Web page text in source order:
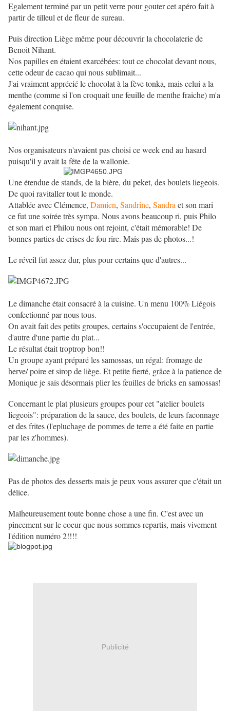
Egalement terminé par un petit verre pour gouter cet apéro fait à
partir de tilleul et de fleur de sureau.
Puis direction Liège même pour découvrir la chocolaterie de
Benoit Nihant.
Nos papilles en étaient exarcébées: tout ce chocolat devant nous,
cette odeur de cacao qui nous sublimait...
J'ai vraiment apprécié le chocolat à la fève tonka, mais celui a la
menthe (comme si l'on croquait une feuille de menthe fraiche) m'a
également conquise.
Nos organisateurs n'avaient pas choisi ce week end au hasard
puisqu'il y avait la fête de la wallonie.
Une étendue de stands, de la bière, du peket, des boulets liegeois.
De quoi ravitaller tout le monde.
Attablée avec Clémence, Damien, Sandrine, Sandra et son mari
ce fut une soirée très sympa. Nous avons beaucoup ri, puis Philo
et son mari et Philou nous ont rejoint, c'était mémorable! De
bonnes parties de crises de fou rire. Mais pas de photos...!
Le réveil fut assez dur, plus pour certains que d'autres...
Le dimanche était consacré à la cuisine. Un menu 100% Liégois
confectionné par nous tous.
On avait fait des petits groupes, certains s'occupaient de l'entrée,
d'autre d'une partie du plat...
Le résultat était troptrop bon!!
Un groupe ayant préparé les samossas, un régal: fromage de
herve/ poire et sirop de liège. Et petite fierté, grâce à la patience de
Monique je sais désormais plier les feuilles de bricks en samossas!
Concernant le plat plusieurs groupes pour cet "atelier boulets
liegeois": préparation de la sauce, des boulets, de leurs faconnage
et des frites (l'epluchage de pommes de terre a été faite en partie
par les z'hommes).
Pas de photos des desserts mais je peux vous assurer que c'était un
délice.
Malheureusement toute bonne chose a une fin. C'est avec un
pincement sur le coeur que nous sommes repartis, mais vivement
l'édition numéro 2!!!!
Publicité